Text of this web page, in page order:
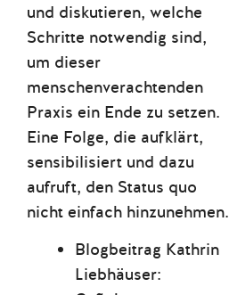
und diskutieren, welche
Schritte notwendig sind,
um dieser
menschenverachtenden
Praxis ein Ende zu setzen.
Eine Folge, die aufklärt,
sensibilisiert und dazu
aufruft, den Status quo
nicht einfach hinzunehmen.
Blogbeitrag Kathrin
Liebhäuser: